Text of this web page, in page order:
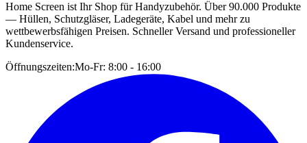
Home Screen ist Ihr Shop für Handyzubehör. Über 90.000 Produkte
— Hüllen, Schutzgläser, Ladegeräte, Kabel und mehr zu
wettbewerbsfähigen Preisen. Schneller Versand und professioneller
Kundenservice.
Öffnungszeiten:Mo-Fr: 8:00 - 16:00